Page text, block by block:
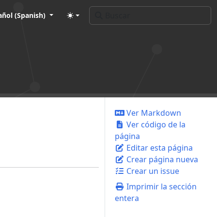
(Spanish)
Ver Markdown
Ver código de la
página
Editar esta página
Crear página nueva
Crear un issue
Imprimir la sección
entera